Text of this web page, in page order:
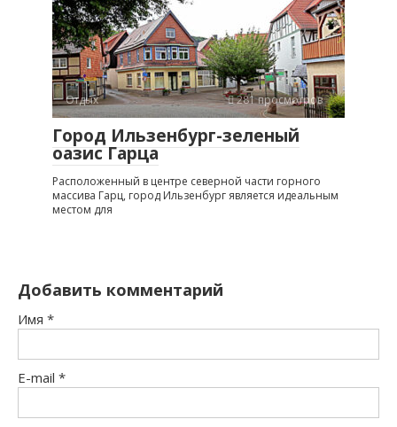
Отдых 281 просмотров
Город Ильзенбург-зеленый
оазис Гарца
Расположенный в центре северной части горного
массива Гарц, город Ильзенбург является идеальным
местом для
Добавить комментарий
Имя *
E-mail *